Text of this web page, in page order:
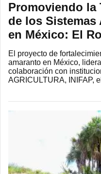
Promoviendo la
de los
en México: El
El proyecto de
amaranto en México,
colaboración con
AGRICULTURA, INIFAP,